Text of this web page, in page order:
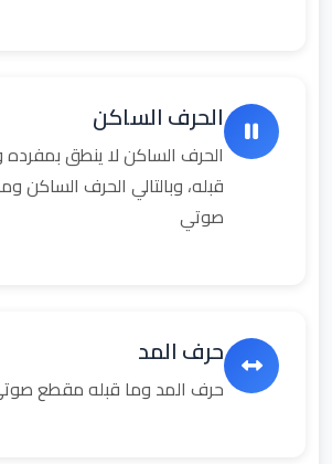
الحرف الساكن
الحرف الساكن لا ينطق
قبله، وبالتالي الحرف الساكن
صوتي
حرف المد
حرف المد وما قبله مقطع